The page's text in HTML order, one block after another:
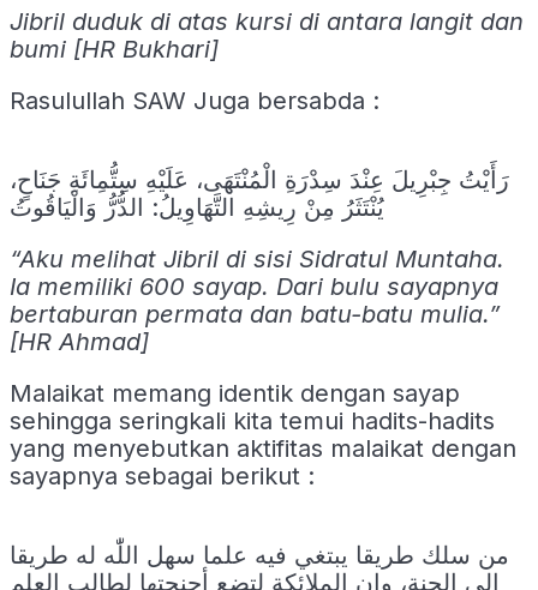
Jibril duduk di atas kursi di antara langit dan
bumi [HR Bukhari]
Rasulullah SAW Juga bersabda :
رَأَيْتُ جِبْرِيلَ عِنْدَ سِدْرَةِ الْمُنْتَهَى، عَلَيْهِ سِتُّمِائَةِ جَنَاحٍ،
يُنْتَثَرُ مِنْ رِيشِهِ التَّهَاوِيلُ: الدُّرُّ وَالْيَاقُوتُ
“Aku melihat Jibril di sisi Sidratul Muntaha.
Ia memiliki 600 sayap. Dari bulu sayapnya
bertaburan permata dan batu-batu mulia.”
[HR Ahmad]
Malaikat memang identik dengan sayap
sehingga seringkali kita temui hadits-hadits
yang menyebutkan aktifitas malaikat dengan
sayapnya sebagai berikut :
من سلك طريقا يبتغي فيه علما سهل اللّٰه له طريقا
إلى الجنة، وإن الملائكة لتضع أجنحتها لطالب العلم